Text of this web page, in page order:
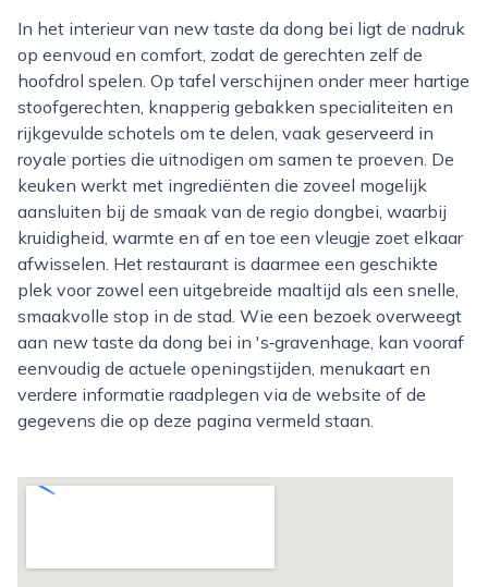
In het interieur van new taste da dong bei ligt de nadruk
op eenvoud en comfort, zodat de gerechten zelf de
hoofdrol spelen. Op tafel verschijnen onder meer hartige
stoofgerechten, knapperig gebakken specialiteiten en
rijkgevulde schotels om te delen, vaak geserveerd in
royale porties die uitnodigen om samen te proeven. De
keuken werkt met ingrediënten die zoveel mogelijk
aansluiten bij de smaak van de regio dongbei, waarbij
kruidigheid, warmte en af en toe een vleugje zoet elkaar
afwisselen. Het restaurant is daarmee een geschikte
plek voor zowel een uitgebreide maaltijd als een snelle,
smaakvolle stop in de stad. Wie een bezoek overweegt
aan new taste da dong bei in 's‑gravenhage, kan vooraf
eenvoudig de actuele openingstijden, menukaart en
verdere informatie raadplegen via de website of de
gegevens die op deze pagina vermeld staan.